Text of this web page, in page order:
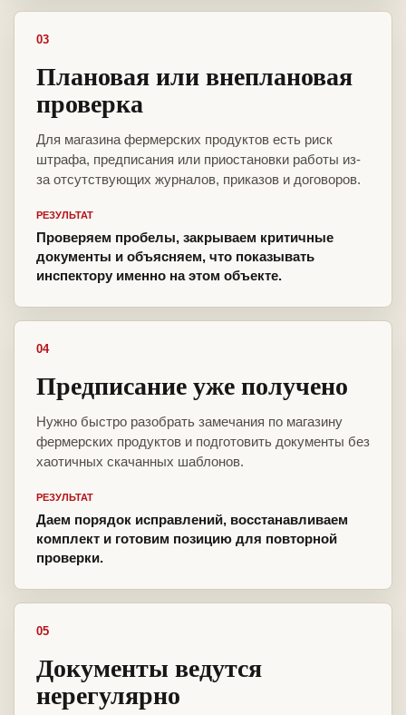
03
Плановая или внеплановая
проверка
Для магазина фермерских продуктов есть риск
штрафа, предписания или приостановки работы из-
за отсутствующих журналов, приказов и договоров.
РЕЗУЛЬТАТ
Проверяем пробелы, закрываем критичные
документы и объясняем, что показывать
инспектору именно на этом объекте.
04
Предписание уже получено
Нужно быстро разобрать замечания по магазину
фермерских продуктов и подготовить документы без
хаотичных скачанных шаблонов.
РЕЗУЛЬТАТ
Даем порядок исправлений, восстанавливаем
комплект и готовим позицию для повторной
проверки.
05
Документы ведутся
нерегулярно